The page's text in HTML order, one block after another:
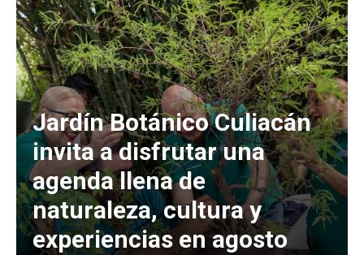
Jardín Botánico Culiacán
invita a disfrutar una
agenda llena de
naturaleza, cultura y
experiencias en agosto